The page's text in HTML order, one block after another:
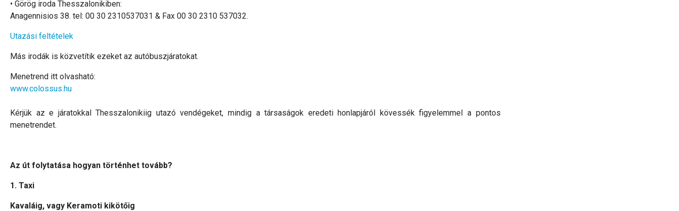
• Görög iroda Thesszalonikiben:
Anagennisios 38. tel: 00 30 2310537031 & Fax 00 30 2310 537032.
Utazási feltételek
Más irodák is közvetítik ezeket az autóbuszjáratokat.
Menetrend itt olvasható:
www.colossus.hu
Kérjük az e járatokkal Thesszalonikiig utazó vendégeket, mindig a társaságok eredeti honlapjáról kövessék figyelemmel a pontos
menetrendet.
Az út folytatása hogyan történhet tovább?
1. Taxi
Kavaláig, vagy Keramoti kikötőig